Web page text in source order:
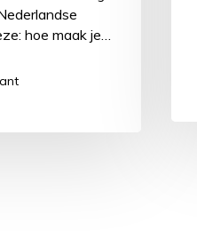
hoe maak je…